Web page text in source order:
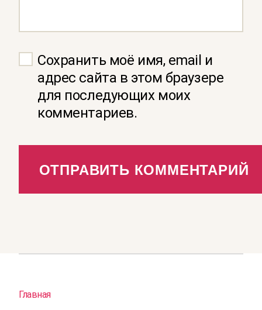
Сохранить моё имя, email и
адрес сайта в этом браузере
для последующих моих
комментариев.
Главная